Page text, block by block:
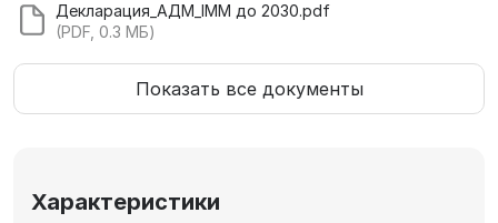
Декларация_АДМ_IMM до 2030.pdf
(PDF, 0.3 МБ)
Показать все документы
Характеристики